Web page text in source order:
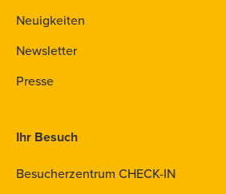
Neuigkeiten
Newsletter
Presse
Ihr Besuch
Besucherzentrum CHECK-IN